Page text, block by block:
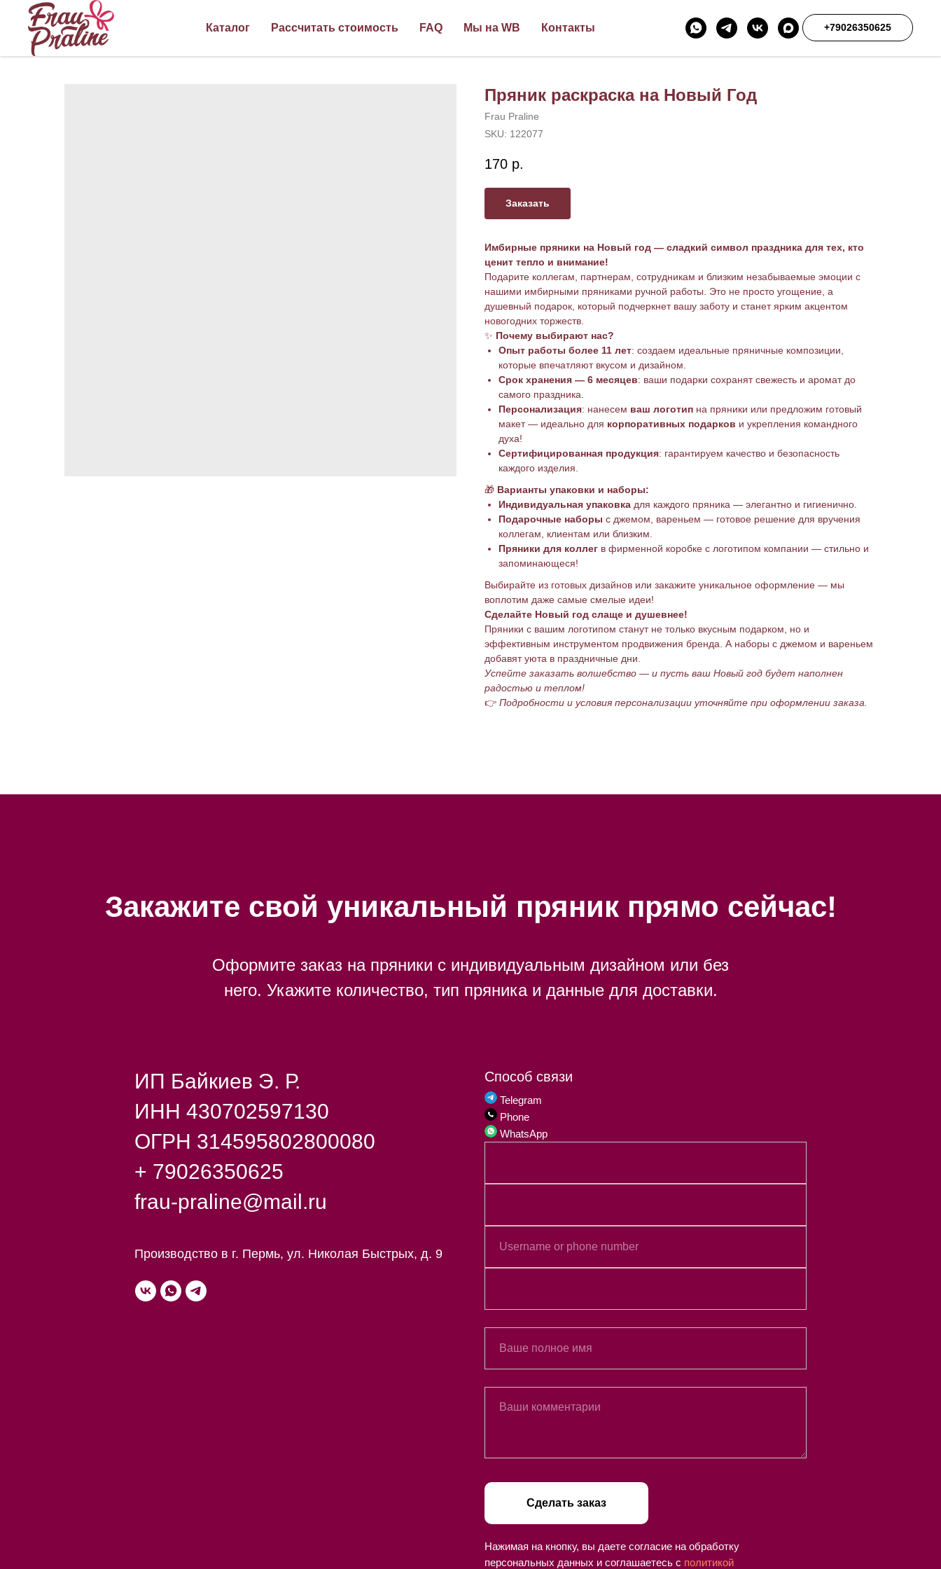
Каталог Рассчитать стоимость FAQ Мы на WB Контакты +79026350625
Пряник раскраска на Новый Год
Frau Praline
SKU: 122077
170 р.
Заказать
Имбирные пряники на Новый год — сладкий символ праздника для тех, кто
ценит тепло и внимание!
Подарите коллегам, партнерам, сотрудникам и близким незабываемые эмоции с
нашими имбирными пряниками ручной работы. Это не просто угощение, а
душевный подарок, который подчеркнет вашу заботу и станет ярким акцентом
новогодних торжеств.
✨ Почему выбирают нас?
Опыт работы более 11 лет: создаем идеальные пряничные композиции,
которые впечатляют вкусом и дизайном.
Срок хранения — 6 месяцев: ваши подарки сохранят свежесть и аромат до
самого праздника.
Персонализация: нанесем ваш логотип на пряники или предложим готовый
макет — идеально для корпоративных подарков и укрепления командного
духа!
Сертифицированная продукция: гарантируем качество и безопасность
каждого изделия.
🎁 Варианты упаковки и наборы:
Индивидуальная упаковка для каждого пряника — элегантно и гигиенично.
Подарочные наборы с джемом, вареньем — готовое решение для вручения
коллегам, клиентам или близким.
Пряники для коллег в фирменной коробке с логотипом компании — стильно и
запоминающеся!
Выбирайте из готовых дизайнов или закажите уникальное оформление — мы
воплотим даже самые смелые идеи!
Сделайте Новый год слаще и душевнее!
Пряники с вашим логотипом станут не только вкусным подарком, но и
эффективным инструментом продвижения бренда. А наборы с джемом и вареньем
добавят уюта в праздничные дни.
Успейте заказать волшебство — и пусть ваш Новый год будет наполнен
радостью и теплом!
👉 Подробности и условия персонализации уточняйте при оформлении заказа.
Закажите свой уникальный пряник прямо сейчас!
Оформите заказ на пряники с индивидуальным дизайном или без
него. Укажите количество, тип пряника и данные для доставки.
ИП Байкиев Э. Р.
ИНН 430702597130
ОГРН 314595802800080
+ 79026350625
frau-praline@mail.ru
Производство в г. Пермь, ул. Николая Быстрых, д. 9
Способ связи
Telegram
Phone
WhatsApp
Сделать заказ
Нажимая на кнопку, вы даете согласие на обработку
персональных данных и соглашаетесь c политикой